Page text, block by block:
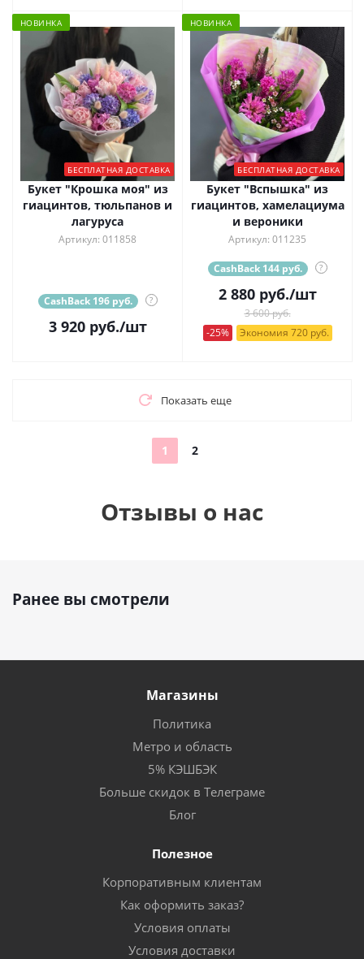
НОВИНКА
БЕСПЛАТНАЯ ДОСТАВКА
Букет "Крошка моя" из
гиацинтов, тюльпанов и
лагуруса
Артикул: 011858
CashBack 196 руб. ?
3 920руб./шт
НОВИНКА
БЕСПЛАТНАЯ ДОСТАВКА
Букет "Вспышка" из
гиацинтов, хамелациума
и вероники
Артикул: 011235
CashBack 144 руб. ?
2 880руб./шт
3 600 руб.
-25%
Экономия 720 руб.
Показать еще
1 2
Отзывы о нас
Ранее вы смотрели
Магазины
Политика
Метро и область
5% КЭШБЭК
Больше скидок в Телеграме
Блог
Полезное
Корпоративным клиентам
Как оформить заказ?
Условия оплаты
Условия доставки